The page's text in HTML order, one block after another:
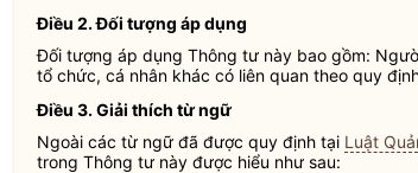
Điều 2. Đối tượng áp dụng
Đối tượng áp dụng Thông tư này bao gồm:
tổ chức, cá nhân khác có liên quan theo quy
Điều 3. Giải thích từ ngữ
Ngoài các từ ngữ đã được quy định tại Luật
trong Thông tư này được hiểu như sau: